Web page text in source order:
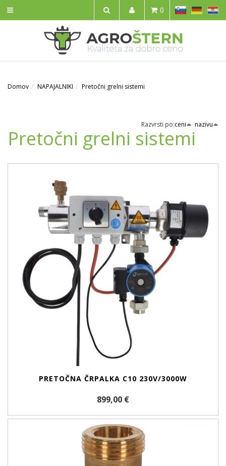
IŠČI
SL HR
0
Domov NAPAJALNIKI Pretočni grelni sistemi
Razvrsti po:ceni nazivu
Pretočni grelni sistemi
PRETOČNA ČRPALKA C10 230V/3000W
899,00 €